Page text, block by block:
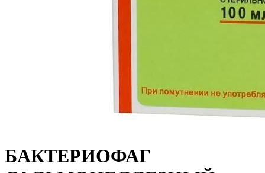
БАКТЕРИОФАГ